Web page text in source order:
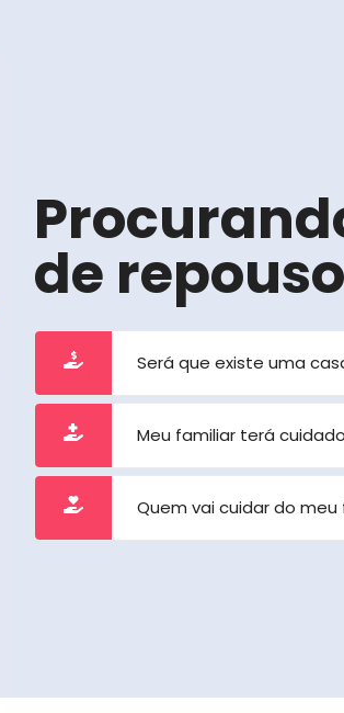
de
Será que existe uma
Meu familiar terá
Quem vai cuidar do